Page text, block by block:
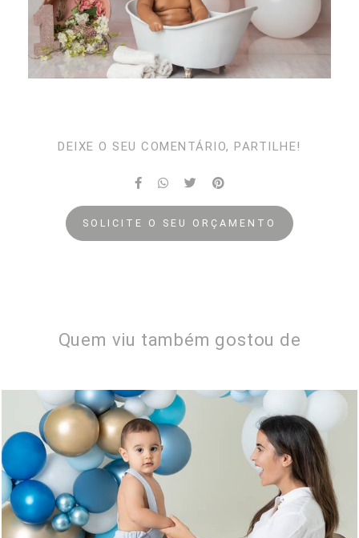
DEIXE O SEU COMENTÁRIO, PARTILHE!
SOLICITE O SEU ORÇAMENTO
Quem viu também gostou de